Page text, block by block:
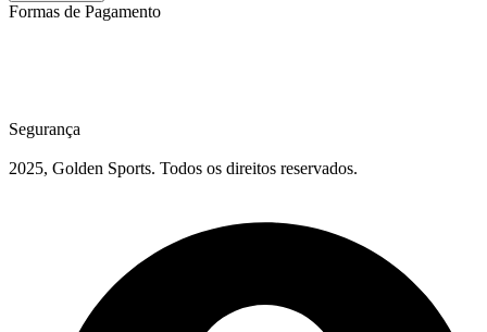
Formas de Pagamento
Segurança
2025, Golden Sports. Todos os direitos reservados.